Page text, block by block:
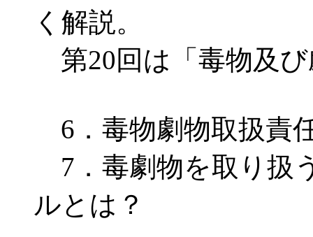
く解説。
第20回は「毒物及
6．毒物劇物取扱責
7．毒劇物を取り扱
ルとは？